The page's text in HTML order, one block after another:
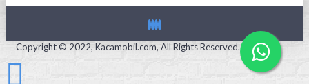
Copyright © 2022, Kacamobil.com, All Rights Reserved.